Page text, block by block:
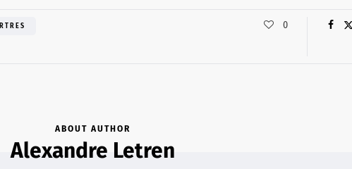
0
ABOUT AUTHOR
Alexandre Letren